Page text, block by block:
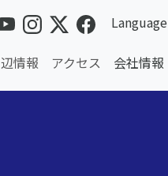
Language
情報 アクセス 会社情報